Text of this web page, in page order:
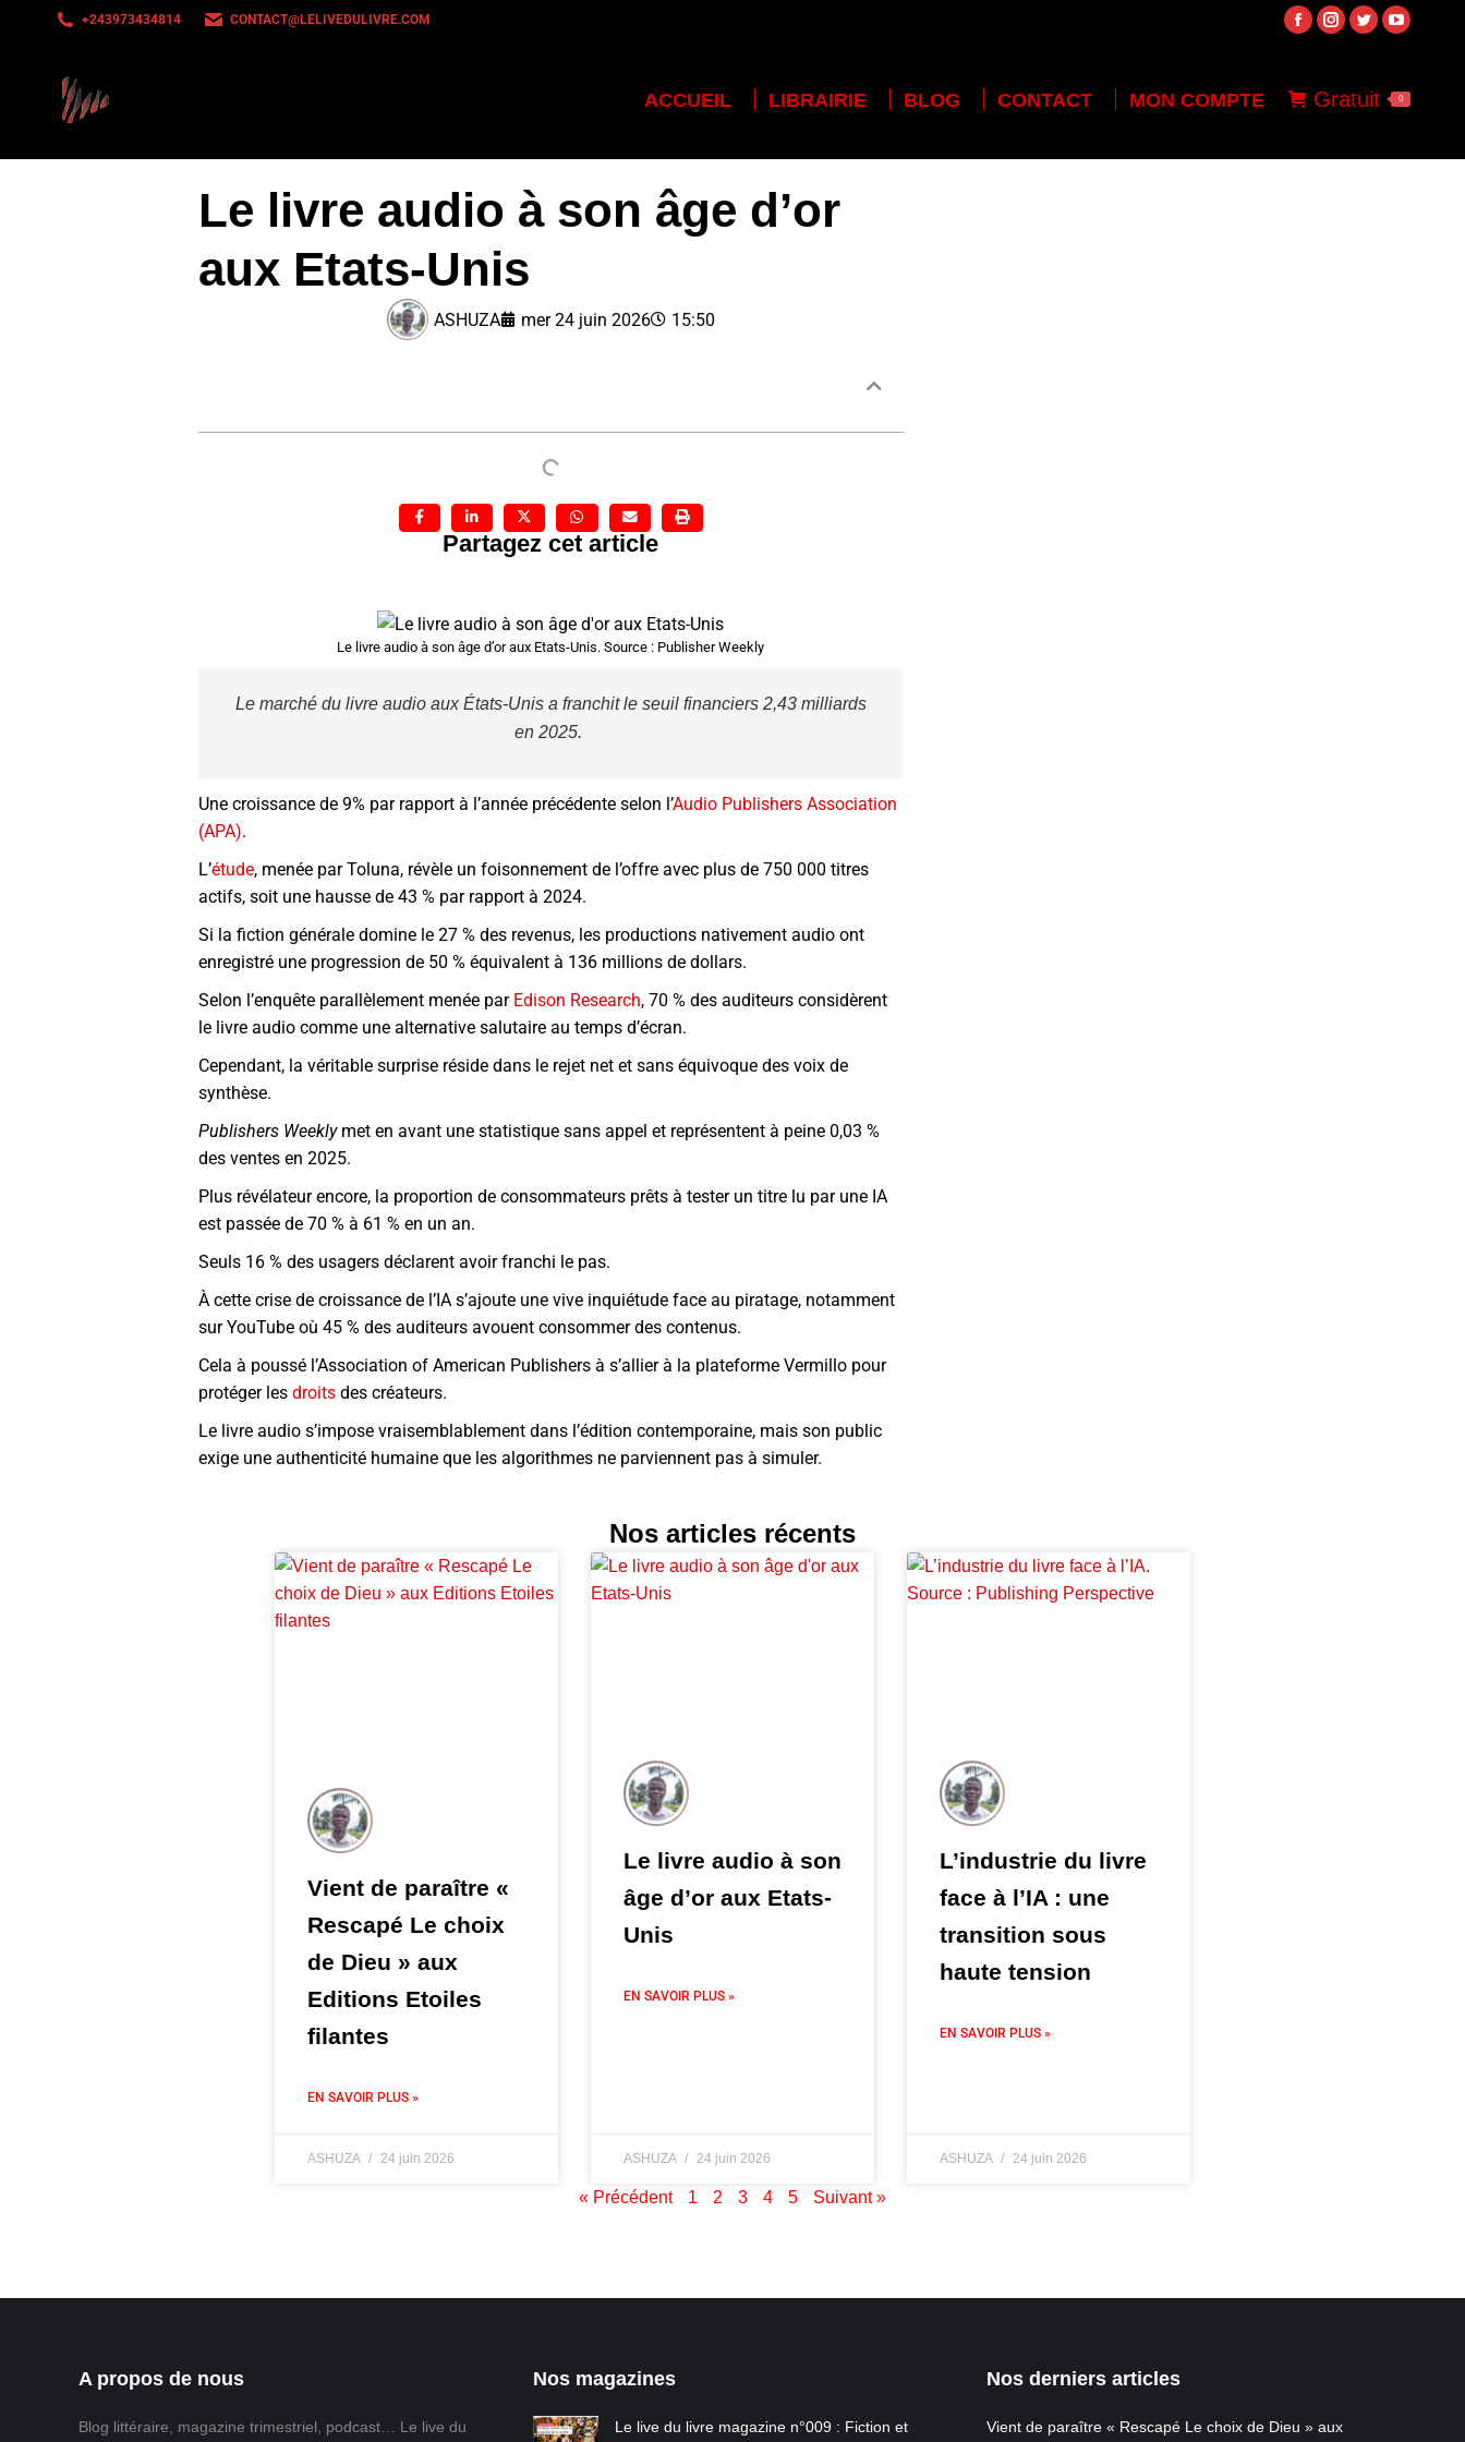
+243973434814 CONTACT@LELIVEDULIVRE.COM
ACCUEIL LIBRAIRIE BLOG CONTACT MON COMPTE Gratuit 0
Le livre audio à son âge d’or
aux Etats-Unis
ASHUZA mer 24 juin 2026 15:50
Partagez cet article
Le livre audio à son âge d’or aux Etats-Unis. Source : Publisher Weekly
Le marché du livre audio aux États-Unis a franchit le seuil financiers 2,43 milliards
en 2025.
Une croissance de 9% par rapport à l’année précédente selon l’Audio Publishers Association
(APA).
L’étude, menée par Toluna, révèle un foisonnement de l’offre avec plus de 750 000 titres
actifs, soit une hausse de 43 % par rapport à 2024.
Si la fiction générale domine le 27 % des revenus, les productions nativement audio ont
enregistré une progression de 50 % équivalent à 136 millions de dollars.
Selon l’enquête parallèlement menée par Edison Research, 70 % des auditeurs considèrent
le livre audio comme une alternative salutaire au temps d’écran.
Cependant, la véritable surprise réside dans le rejet net et sans équivoque des voix de
synthèse.
Publishers Weeklymet en avant une statistique sans appel et représentent à peine 0,03 %
des ventes en 2025.
Plus révélateur encore, la proportion de consommateurs prêts à tester un titre lu par une IA
est passée de 70 % à 61 % en un an.
Seuls 16 % des usagers déclarent avoir franchi le pas.
À cette crise de croissance de l’IA s’ajoute une vive inquiétude face au piratage, notamment
sur YouTube où 45 % des auditeurs avouent consommer des contenus.
Cela à poussé l’Association of American Publishers à s’allier à la plateforme Vermillo pour
protéger les droits des créateurs.
Le livre audio s’impose vraisemblablement dans l’édition contemporaine, mais son public
exige une authenticité humaine que les algorithmes ne parviennent pas à simuler.
Nos articles récents
Vient de paraître «
Rescapé Le choix
de Dieu » aux
Editions Etoiles
filantes
EN SAVOIR PLUS »
ASHUZA 24 juin 2026
Le livre audio à son
âge d’or aux Etats-
Unis
EN SAVOIR PLUS »
ASHUZA 24 juin 2026
L’industrie du livre
face à l’IA : une
transition sous
haute tension
EN SAVOIR PLUS »
ASHUZA 24 juin 2026
« Précédent 1 2 3 4 5 Suivant »
A propos de nous
Blog littéraire, magazine trimestriel, podcast… Le live du
Nos magazines
Le live du livre magazine n°009 : Fiction et
Nos derniers articles
Vient de paraître « Rescapé Le choix de Dieu » aux